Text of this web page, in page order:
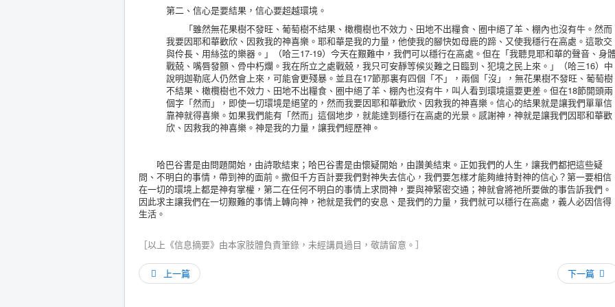
第二、信心是要結果，信心要超越環境。
「雖然無花果樹不發旺、葡萄樹不結果、橄欖樹也不效力、田地不出糧食、圈中絕了羊、棚內也沒有牛。然而
我要因耶和華歡欣、因救我的神喜樂。耶和華是我的力量，他使我的腳快如母鹿的蹄、又使我穩行在高處。這歌交
與伶長、用絲弦的樂器。」（哈三17-19）今天在艱難中，我們可以穩行在高處。但在「我聽見耶和華的聲音、身
戰兢、嘴唇發顫、骨中朽爛。我在所立之處戰兢，我只可安靜等候災難之日臨到、犯境之民上來。」（哈三16）中
說明迦勒底人仍然會上來，可能會更殘暴。並且在17節那裏有四個「不」，兩個「沒」，無花果樹不發旺、葡萄樹
不結果、橄欖樹也不效力、田地不出糧食、圈中絕了羊、棚內也沒有牛，叫人看到環境還要更差。但在18節開頭兩
個字「然而」，即使一切環境是絕望的，然而我要因耶和華歡欣、因救我的神喜樂。信心的結果就是讓我們單單信
靠神就得喜樂。如果我們能有「然而」這個地步，就能達到穩行在高處的光景。感謝神，神就是讓我們因耶和華歡
欣、因救我的神喜樂。神是我的力量，讓我們經歷神。
哈巴谷書是由問題開始，由詩歌結束；哈巴谷書是由懷疑開始，由讚美結束。正如我們的人生，讓我們都把這些疑
問、不明白的事情，帶到神的面前。撒但千方百計要我們對神失去信心，我們要怎樣才能夠維持對神的信心？第一要相信
在一切的環境上都是神有掌權，第二在任何不明白的事情上求問神，要與神緊密交通；神就會將祂所要做的事告訴我們。
因此求主讓我們在一切艱難的事情上轉向神，祂就是我們的安息、是我們的力量，我們就可以穩行在高處，義人必因信得
生活。
［以上《信息摘要》由本家肢體負責筆錄，未經講員過目，敬請留意。］
上一篇 下一篇